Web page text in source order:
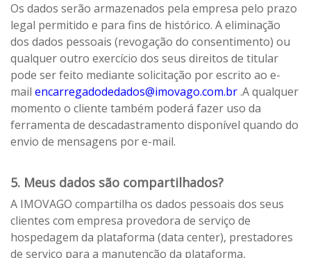
Os dados serão armazenados pela empresa pelo prazo
legal permitido e para fins de histórico. A eliminação
dos dados pessoais (revogação do consentimento) ou
qualquer outro exercício dos seus direitos de titular
pode ser feito mediante solicitação por escrito ao e-
mail encarregadodedados@imovago.com.br.A qualquer
momento o cliente também poderá fazer uso da
ferramenta de descadastramento disponível quando do
envio de mensagens por e-mail.
5. Meus dados são compartilhados?
A IMOVAGO compartilha os dados pessoais dos seus
clientes com empresa provedora de serviço de
hospedagem da plataforma (data center), prestadores
de serviço para a manutenção da plataforma,